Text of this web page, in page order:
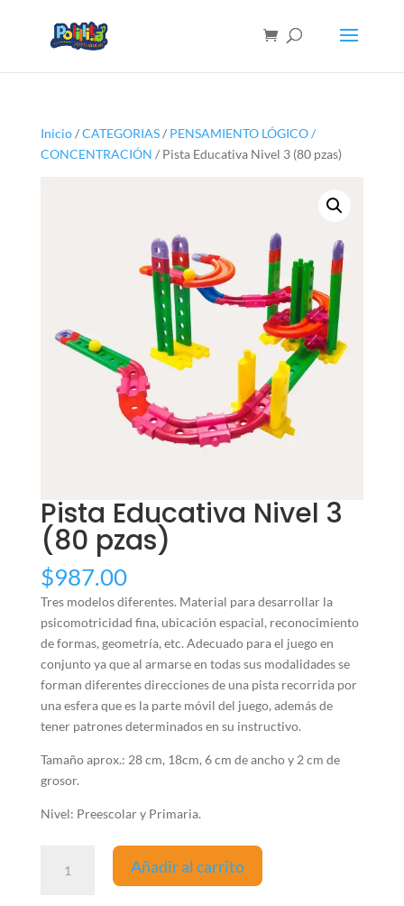
Inicio/CATEGORIAS/ PENSAMIENTO LÓGICO /
CONCENTRACIÓN / Pista Educativa Nivel 3 (80 pzas)
Pista Educativa Nivel 3
(80 pzas)
$987.00
Tres modelos diferentes. Material para desarrollar la
psicomotricidad fina, ubicación espacial, reconocimiento
de formas, geometría, etc. Adecuado para el juego en
conjunto ya que al armarse en todas sus modalidades se
forman diferentes direcciones de una pista recorrida por
una esfera que es la parte móvil del juego, además de
tener patrones determinados en su instructivo.
Tamaño aprox.: 28 cm, 18cm, 6 cm de ancho y 2 cm de
grosor.
Nivel: Preescolar y Primaria.
Educativa
Añadir al carrito